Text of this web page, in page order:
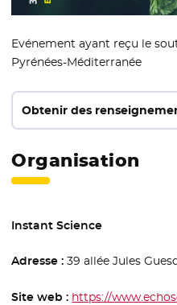
Evénement ayant reçu le
Pyrénées-Méditerranée
Obtenir des
Organisation
Instant Science
Adresse : 39 allée Jules
Site web : https://